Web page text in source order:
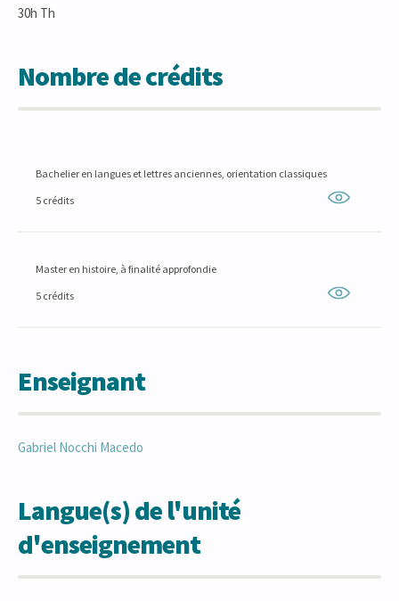
30h Th
Nombre de crédits
Bachelier en langues et lettres anciennes, orientation classiques
5 crédits
Master en histoire, à finalité approfondie
5 crédits
Enseignant
Gabriel Nocchi Macedo
Langue(s) de l'unité
d'enseignement